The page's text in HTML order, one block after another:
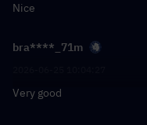
Nice
bra****_71m
Very good